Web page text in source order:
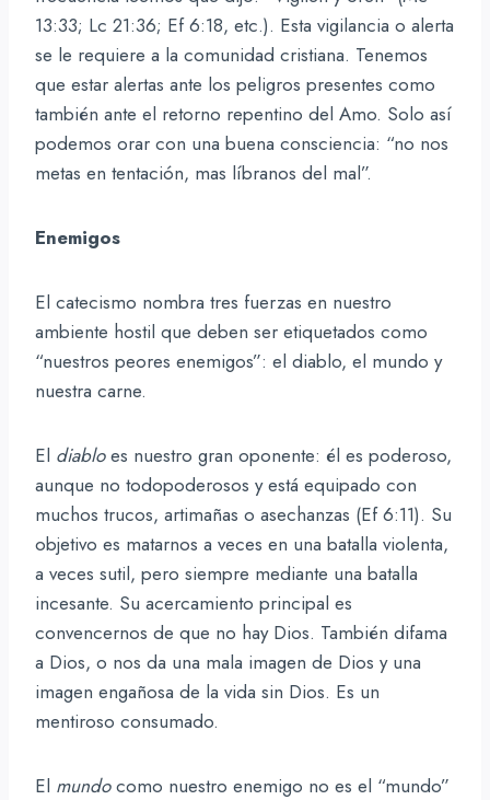
13:33; Lc 21:36; Ef 6:18, etc.). Esta vigilancia o alerta
se le requiere a la comunidad cristiana. Tenemos
que estar alertas ante los peligros presentes como
también ante el retorno repentino del Amo. Solo así
podemos orar con una buena consciencia: “no nos
metas en tentación, mas líbranos del mal”.
Enemigos
El catecismo nombra tres fuerzas en nuestro
ambiente hostil que deben ser etiquetados como
“nuestros peores enemigos”: el diablo, el mundo y
nuestra carne.
El diabloes nuestro gran oponente: él es poderoso,
aunque no todopoderosos y está equipado con
muchos trucos, artimañas o asechanzas (Ef 6:11). Su
objetivo es matarnos a veces en una batalla violenta,
a veces sutil, pero siempre mediante una batalla
incesante. Su acercamiento principal es
convencernos de que no hay Dios. También difama
a Dios, o nos da una mala imagen de Dios y una
imagen engañosa de la vida sin Dios. Es un
mentiroso consumado.
El mundocomo nuestro enemigo no es el “mundo”